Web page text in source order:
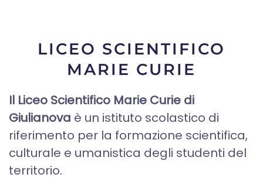
LICEO SCIENTIFICO
MARIE CURIE
Il Liceo Scientifico Marie Curie di
Giulianova è un istituto scolastico di
riferimento per la formazione scientifica,
culturale e umanistica degli studenti del
territorio.